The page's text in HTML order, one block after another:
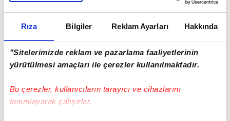
Rıza Bilgiler Reklam Ayarları Hakkında
"Sitelerimizde reklam ve pazarlama faaliyetlerinin
yürütülmesi amaçları ile çerezler kullanılmaktadır.
Bu çerezler, kullanıcıların tarayıcı ve cihazlarını
tanımlayarak çalışırlar.